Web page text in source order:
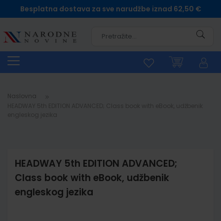
Besplatna dostava za sve narudžbe iznad 62,50 €
Naslovna
HEADWAY 5th EDITION ADVANCED;
Class book with eBook, udžbenik
engleskog jezika